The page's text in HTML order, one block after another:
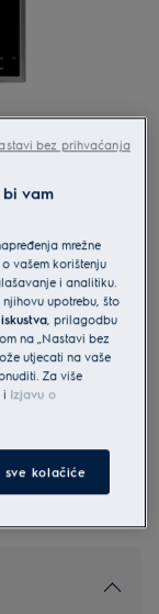
list proizvoda
EU
vam
mrežne
vašem korištenju
i analitiku.
upotrebu, što
, prilagodbu
na „Nastavi bez
utjecati na vaše
Za više
i Izjavu o
sve kolačiće
bez prihvaćanja